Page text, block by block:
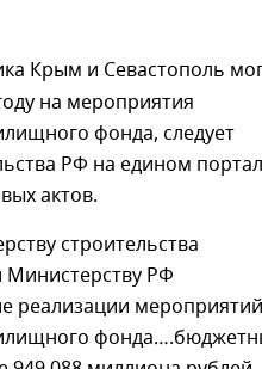
Крым и Севастополь
на мероприятия
фонда, следует
РФ на едином
актов.
строительства
РФ
реализации мероприятий